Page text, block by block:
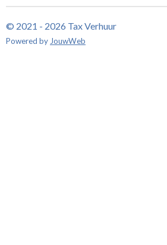
© 2021 - 2026 Tax Verhuur
Powered by JouwWeb